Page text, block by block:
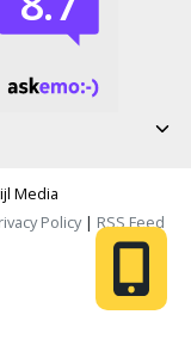
Media
Policy| RSS Feed